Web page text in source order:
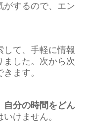
がするので、エン
して、手軽に情報
ました。次から次
ます。
自分の時間をどん
けません。